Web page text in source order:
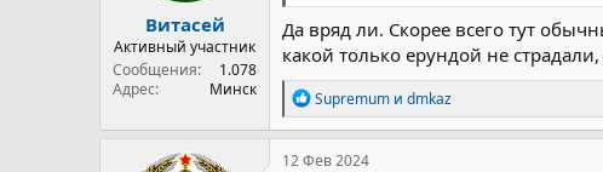
Витасей
Активный участник
Сообщения
1.078
Адрес
Минск
Да вряд ли. Скорее всего тут
какой только ерундой не
Р
е
а
к
Supremum и dmkaz
12 Фев 2024